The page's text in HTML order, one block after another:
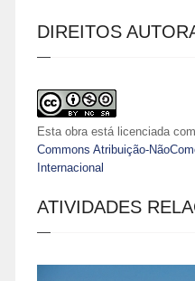
DIREITOS
Esta obra está licenciada
Commons Atribuição-
Internacional
ATIVIDADES